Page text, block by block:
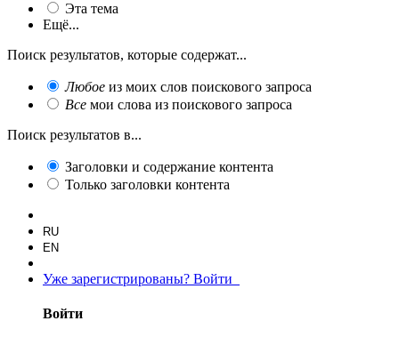
Эта тема
Ещё...
Поиск результатов, которые содержат...
Любое из моих слов поискового запроса
Все мои слова из поискового запроса
Поиск результатов в...
Заголовки и содержание контента
Только заголовки контента
RU
EN
Уже зарегистрированы? Войти
Войти